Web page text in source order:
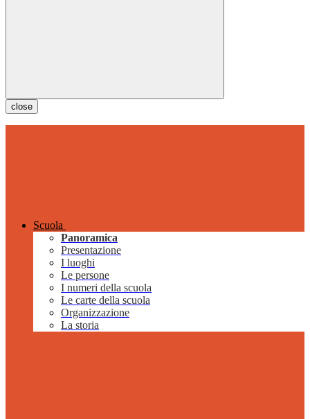
close
Scuola
Panoramica
Presentazione
I luoghi
Le persone
I numeri della scuola
Le carte della scuola
Organizzazione
La storia